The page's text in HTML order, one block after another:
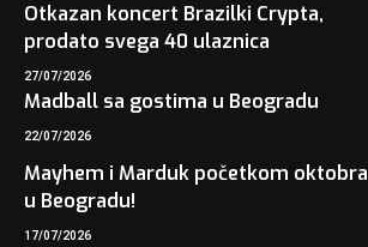
Otkazan koncert Brazilki Crypta,
prodato svega 40 ulaznica
27/07/2026
Madball sa gostima u Beogradu
22/07/2026
Mayhem i Marduk početkom oktobra
u Beogradu!
17/07/2026